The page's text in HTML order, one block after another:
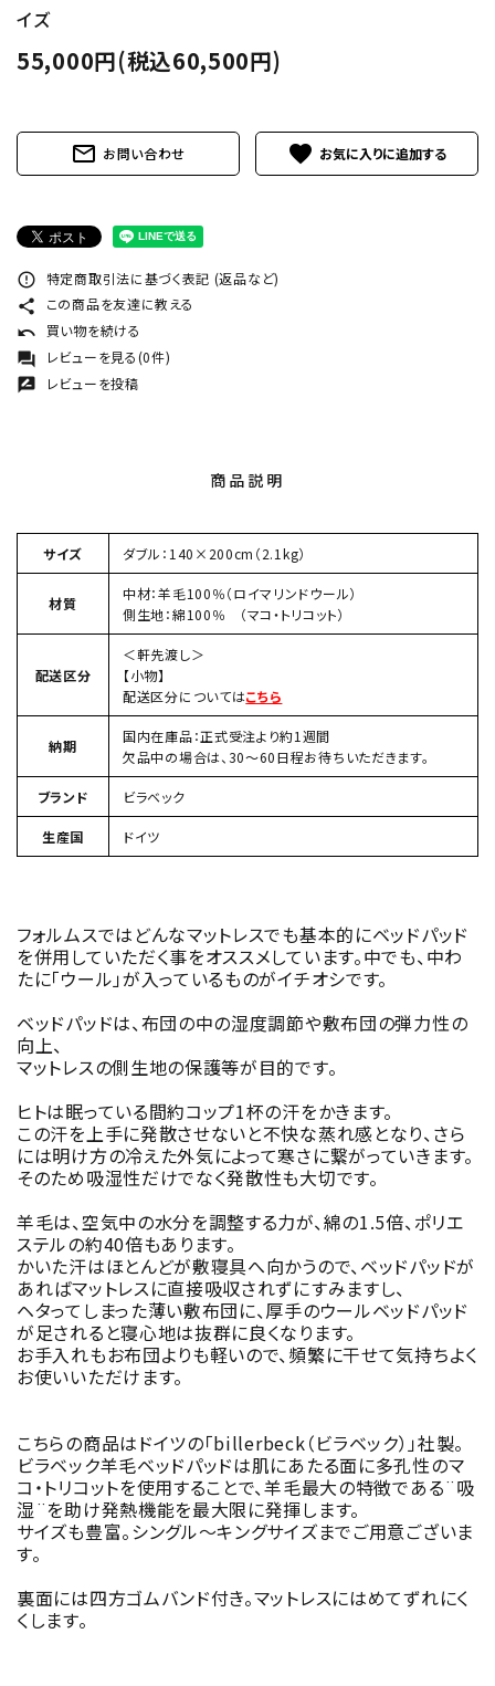
イズ
55,000円(税込60,500円)
mail_outline お問い合わせ favorite
error_outline 特定商取引法に基づく表記 (返品など)
share この商品を友達に教える
undo 買い物を続ける
forum レビューを見る(0件)
rate_review レビューを投稿
商品説明
サイズ ダブル：140×200cm（2.1kg）
材質
中材：羊毛100％（ロイマリンドウール）
側生地：綿100％ （マコ・トリコット）
配送区分
＜軒先渡し＞
【小物】
配送区分についてはこちら
納期
国内在庫品：正式受注より約1週間
欠品中の場合は、30〜60日程お待ちいただきます。
ブランド ビラベック
生産国 ドイツ
フォルムスではどんなマットレスでも基本的にベッドパッド
を併用していただく事をオススメしています。中でも、中わ
たに「ウール」が入っているものがイチオシです。
ベッドパッドは、布団の中の湿度調節や敷布団の弾力性の
向上、
マットレスの側生地の保護等が目的です。
ヒトは眠っている間約コップ1杯の汗をかきます。
この汗を上手に発散させないと不快な蒸れ感となり、さら
には明け方の冷えた外気によって寒さに繋がっていきます。
そのため吸湿性だけでなく発散性も大切です。
羊毛は、空気中の水分を調整する力が、綿の1.5倍、ポリエ
ステルの約40倍もあります。
かいた汗はほとんどが敷寝具へ向かうので、ベッドパッドが
あればマットレスに直接吸収されずにすみますし、
ヘタってしまった薄い敷布団に、厚手のウールベッドパッド
が足されると寝心地は抜群に良くなります。
お手入れもお布団よりも軽いので、頻繁に干せて気持ちよく
お使いいただけます。
こちらの商品はドイツの「billerbeck（ビラベック）」社製。
ビラベック羊毛ベッドパッドは肌にあたる面に多孔性のマ
コ・トリコットを使用することで、羊毛最大の特徴である¨吸
湿¨を助け発熱機能を最大限に発揮します。
サイズも豊富。シングル～キングサイズまでご用意ございま
す。
裏面には四方ゴムバンド付き。マットレスにはめてずれにく
くします。